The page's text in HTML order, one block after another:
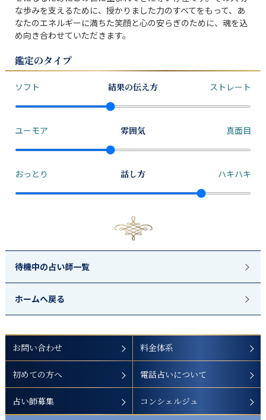
な歩みを支えるために、授かりました力のすべてをもって、あ
なたのエネルギーに満ちた笑顔と心の安らぎのために、魂を込
め向き合わせていただきます。
鑑定のタイプ
ソフト 結果の伝え方 ストレート
ユーモア 雰囲気 真面目
おっとり 話し方 ハキハキ
待機中の占い師一覧
ホームへ戻る
お問い合わせ 料金体系
初めての方へ 電話占いについて
占い師募集 コンシェルジュ